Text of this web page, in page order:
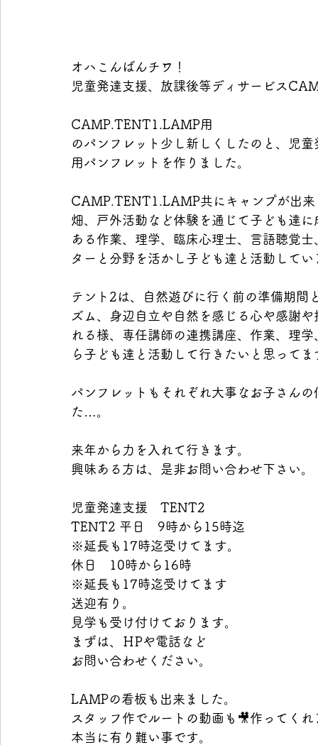
オハこんばんチワ！
児童発達支援、放課後等ディサービス
CAMP.TENT1.LAMP用
のパンフレット少し新しくしたのと、児
用パンフレットを作りました。
CAMP.TENT1.LAMP共にキャンプが出来
畑、戸外活動など体験を通じて子ども達
ある作業、理学、臨床心理士、言語聴覚
ターと分野を活かし子ども達と活動してい
テント2は、自然遊びに行く前の準備期間
ズム、身辺自立や自然を感じる心や感謝
れる様、専任講師の連携講座、作業、理
ら子ども達と活動して行きたいと思ってま
パンフレットもそれぞれ大事なお子さん
た…。
来年から力を入れて行きます。
興味ある方は、是非お問い合わせ下さい。
児童発達支援　TENT2
TENT2 平日　9時から15時迄
※延長も17時迄受けてます。
休日　10時から16時
※延長も17時迄受けてます
送迎有り。
見学も受け付けております。
まずは、ＨPや電話など
お問い合わせください。
LAMPの看板も出来ました。
スタッフ作でルートの動画も🎥作ってくれ
本当に有り難い事です。